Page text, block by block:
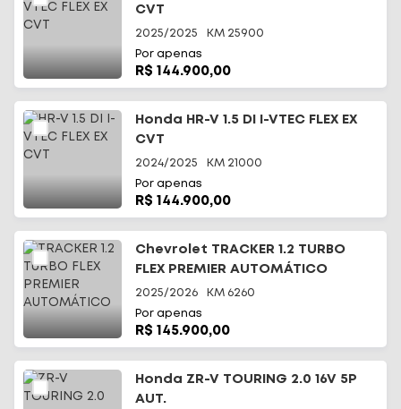
CVT
2025/2025 KM 25900
Por apenas
R$ 144.900,00
Honda HR-V 1.5 DI I-VTEC FLEX EX
CVT
2024/2025 KM 21000
Por apenas
R$ 144.900,00
Chevrolet TRACKER 1.2 TURBO
FLEX PREMIER AUTOMÁTICO
2025/2026 KM 6260
Por apenas
R$ 145.900,00
Honda ZR-V TOURING 2.0 16V 5P
AUT.